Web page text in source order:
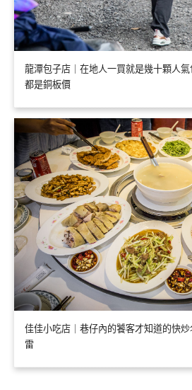
龍潭包子店｜在地人一買就是幾十顆人
都是銅板價
佳佳小吃店｜巷仔內的饕客才知道的快
雷